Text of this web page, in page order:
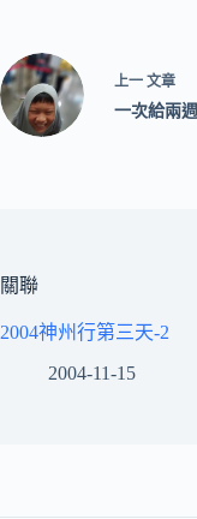
上一 文章
一次給兩週
關聯
2004神州行第三天-2
2004-11-15